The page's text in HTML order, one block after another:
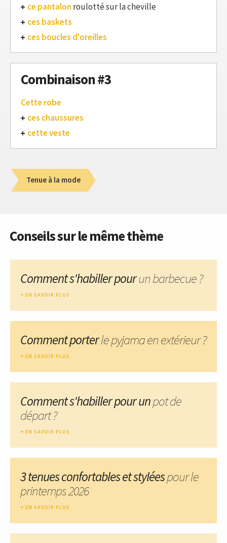
ce pantalon roulotté sur la cheville
ces baskets
ces boucles d'oreilles
Combinaison #3
Cette robe
ces chaussures
cette veste
Tenue à la mode
Conseils sur le même thème
Comment s'habiller pourun barbecue ?
EN SAVOIR PLUS
Comment porterle pyjama en extérieur ?
EN SAVOIR PLUS
Comment s'habiller pour unpot de
départ ?
EN SAVOIR PLUS
3 tenues confortables et styléespour le
printemps 2026
EN SAVOIR PLUS